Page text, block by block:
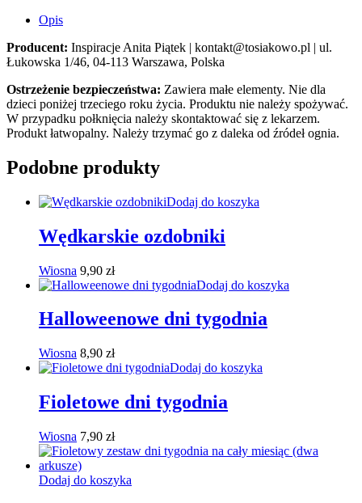
Opis
Producent: Inspiracje Anita Piątek | kontakt@tosiakowo.pl | ul.
Łukowska 1/46, 04-113 Warszawa, Polska
Ostrzeżenie bezpieczeństwa: Zawiera małe elementy. Nie dla
dzieci poniżej trzeciego roku życia. Produktu nie należy spożywać.
W przypadku połknięcia należy skontaktować się z lekarzem.
Produkt łatwopalny. Należy trzymać go z daleka od źródeł ognia.
Podobne produkty
Dodaj do koszyka
Wędkarskie ozdobniki
Wiosna 9,90 zł
Dodaj do koszyka
Halloweenowe dni tygodnia
Wiosna 8,90 zł
Dodaj do koszyka
Fioletowe dni tygodnia
Wiosna 7,90 zł
Dodaj do koszyka